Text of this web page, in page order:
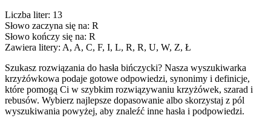
Liczba liter: 13
Słowo zaczyna się na: R
Słowo kończy się na: R
Zawiera litery: A, A, C, F, I, L, R, R, U, W, Z, Ł
Szukasz rozwiązania do hasła bińczycki? Nasza wyszukiwarka
krzyżówkowa podaje gotowe odpowiedzi, synonimy i definicje,
które pomogą Ci w szybkim rozwiązywaniu krzyżówek, szarad i
rebusów. Wybierz najlepsze dopasowanie albo skorzystaj z pól
wyszukiwania powyżej, aby znaleźć inne hasła i podpowiedzi.